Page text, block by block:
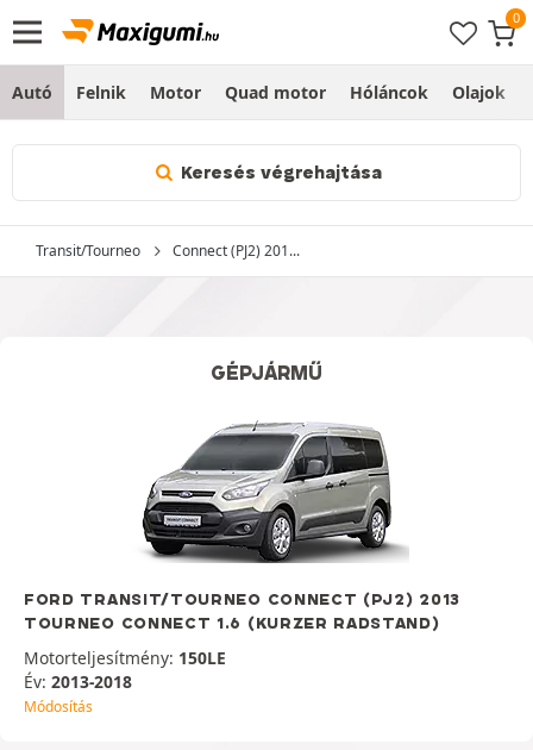
Autó Felnik Motor Quad motor Hóláncok Olajok
Keresés végrehajtása
Transit/Tourneo Connect (PJ2) 201...
GÉPJÁRMŰ
FORD TRANSIT/TOURNEO CONNECT (PJ2) 2013
TOURNEO CONNECT 1.6 (KURZER RADSTAND)
Motorteljesítmény: 150LE
Év: 2013-2018
Módosítás